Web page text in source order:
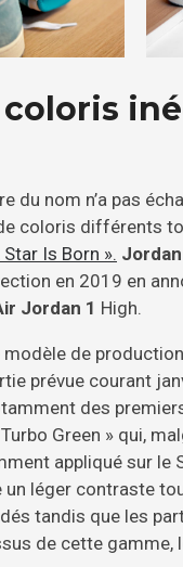
coloris
du nom n’a pas
coloris différents
Star Is Born ».
en 2019 en
Jordan 1 High.
de
prévue courant
des
Green » qui,
appliqué sur le
un léger contraste
tandis que les
de cette gamme,